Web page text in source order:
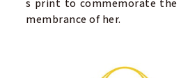
s print to commemorate the
membrance of her.